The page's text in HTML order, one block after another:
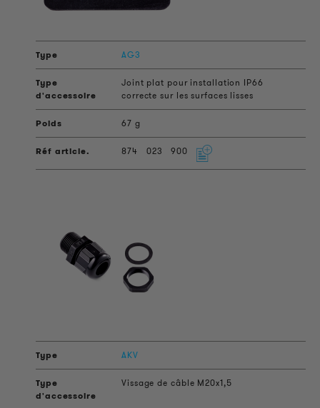
AG3
Joint plat pour installation IP66
correcte sur les surfaces lisses
67 g
874 023 900
AKV
Vissage de câble M20x1,5